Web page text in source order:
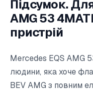
Підсумок.
AMG 53
пристрій
Mercedes EQS AMG
людини, яка хоче
BEV AMG з повним